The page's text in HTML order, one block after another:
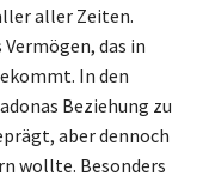
aller Zeiten.
das in
In den
Beziehung zu
aber dennoch
wollte. Besonders